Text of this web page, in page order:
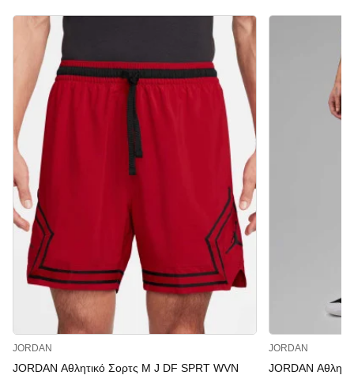
JORDAN
JORDAN Αθλητικό Σορτς M J DF SPRT WVN
JORDAN
JORDAN